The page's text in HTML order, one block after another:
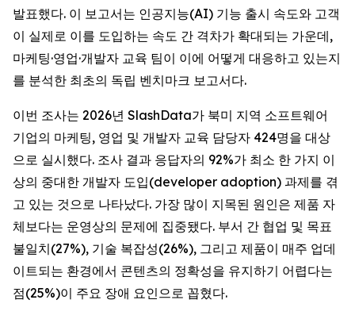
발표했다. 이 보고서는 인공지능(AI) 기능 출시 속도와 고객
이 실제로 이를 도입하는 속도 간 격차가 확대되는 가운데,
마케팅·영업·개발자 교육 팀이 이에 어떻게 대응하고 있는지
를 분석한 최초의 독립 벤치마크 보고서다.
이번 조사는 2026년 SlashData가 북미 지역 소프트웨어
기업의 마케팅, 영업 및 개발자 교육 담당자 424명을 대상
으로 실시했다. 조사 결과 응답자의 92%가 최소 한 가지 이
상의 중대한 개발자 도입(developer adoption) 과제를 겪
고 있는 것으로 나타났다. 가장 많이 지목된 원인은 제품 자
체보다는 운영상의 문제에 집중됐다. 부서 간 협업 및 목표
불일치(27%), 기술 복잡성(26%), 그리고 제품이 매주 업데
이트되는 환경에서 콘텐츠의 정확성을 유지하기 어렵다는
점(25%)이 주요 장애 요인으로 꼽혔다.